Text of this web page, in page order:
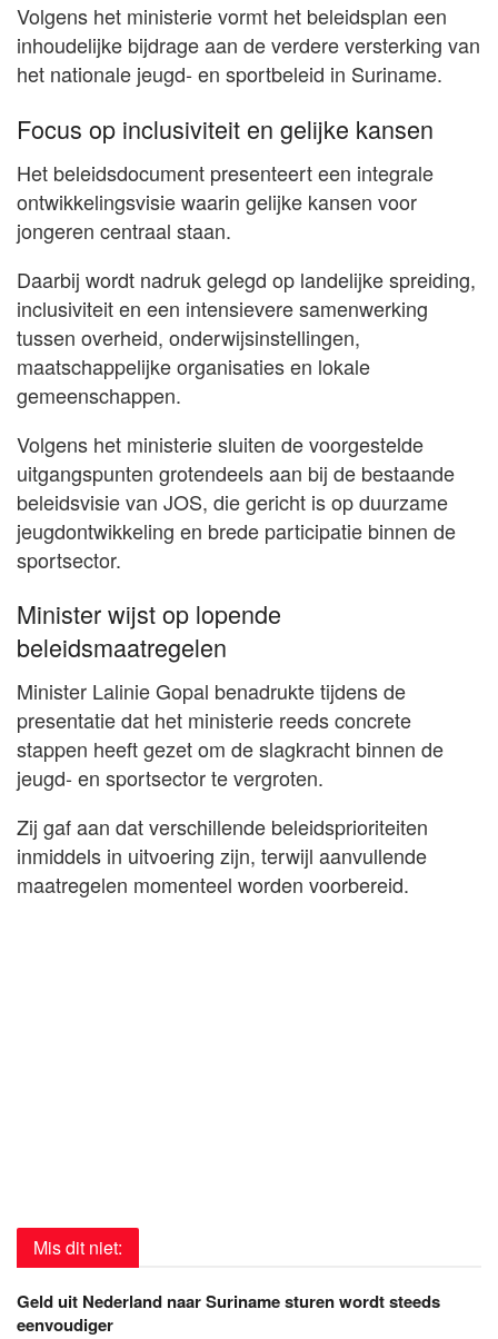
Volgens het ministerie vormt het beleidsplan een
inhoudelijke bijdrage aan de verdere versterking van
het nationale jeugd- en sportbeleid in Suriname.
Focus op inclusiviteit en gelijke kansen
Het beleidsdocument presenteert een integrale
ontwikkelingsvisie waarin gelijke kansen voor
jongeren centraal staan.
Daarbij wordt nadruk gelegd op landelijke spreiding,
inclusiviteit en een intensievere samenwerking
tussen overheid, onderwijsinstellingen,
maatschappelijke organisaties en lokale
gemeenschappen.
Volgens het ministerie sluiten de voorgestelde
uitgangspunten grotendeels aan bij de bestaande
beleidsvisie van JOS, die gericht is op duurzame
jeugdontwikkeling en brede participatie binnen de
sportsector.
Minister wijst op lopende
beleidsmaatregelen
Minister Lalinie Gopal benadrukte tijdens de
presentatie dat het ministerie reeds concrete
stappen heeft gezet om de slagkracht binnen de
jeugd- en sportsector te vergroten.
Zij gaf aan dat verschillende beleidsprioriteiten
inmiddels in uitvoering zijn, terwijl aanvullende
maatregelen momenteel worden voorbereid.
Mis dit niet:
Geld uit Nederland naar Suriname sturen wordt steeds
eenvoudiger